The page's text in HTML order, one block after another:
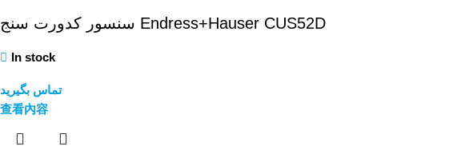
سنسور کدورت سنج Endress+Hauser CUS52D
In stock
تماس بگیرید
查看內容